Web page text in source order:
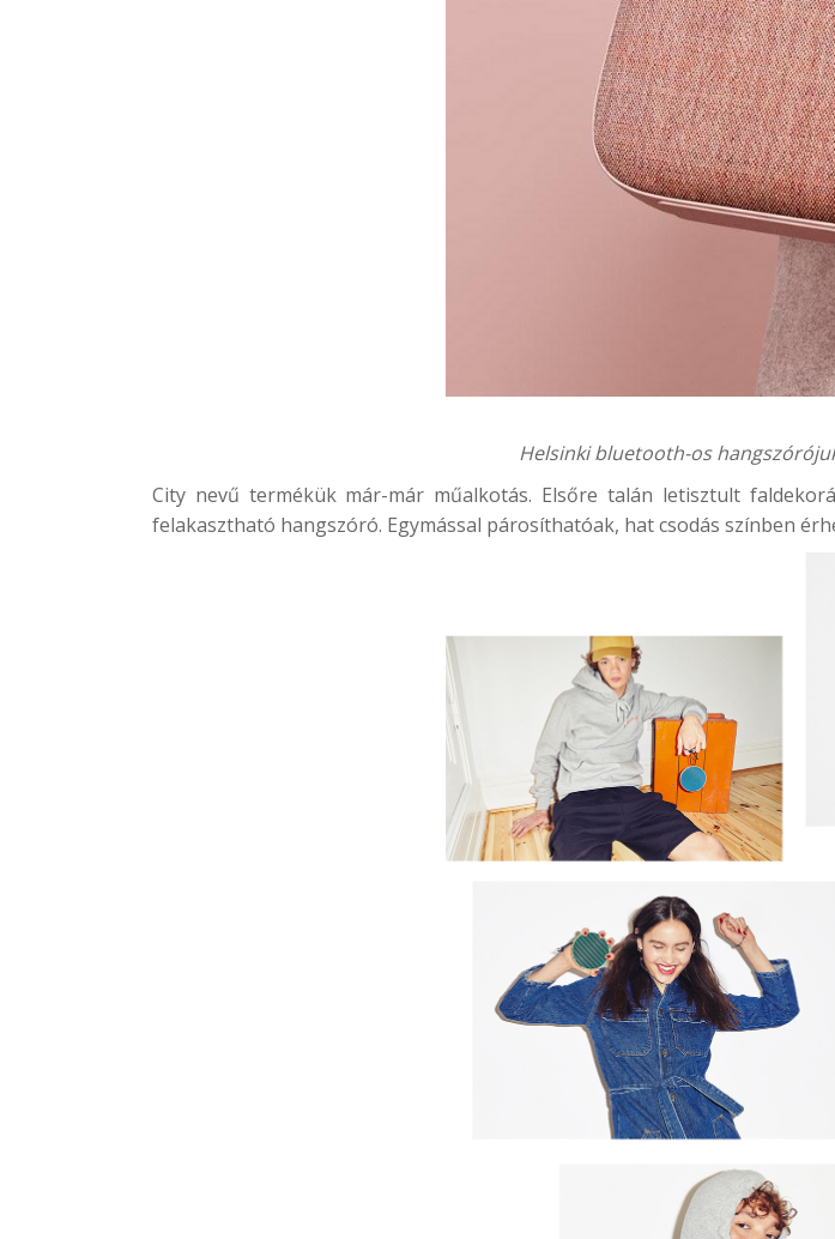
Helsinki bluetooth-os
City nevű termékük már-már műalkotás. Elsőre talán letisztult
felakasztható hangszóró. Egymással párosíthatóak, hat csodás színben